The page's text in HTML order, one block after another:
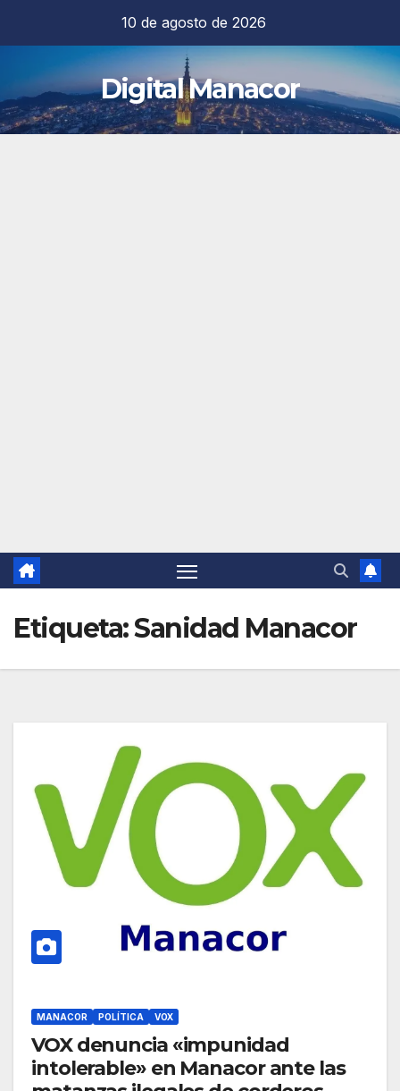
contenido
10 de agosto de 2026
Digital Manacor
Etiqueta:Sanidad Manacor
MANACOR POLÍTICA VOX
VOX denuncia «impunidad
intolerable» en Manacor ante las